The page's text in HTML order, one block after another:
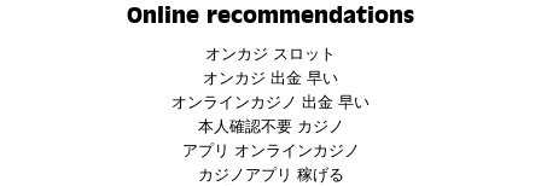
Online recommendations
オンカジ スロット
オンカジ 出金 早い
オンラインカジノ 出金 早い
本人確認不要 カジノ
アプリ オンラインカジノ
カジノアプリ 稼げる